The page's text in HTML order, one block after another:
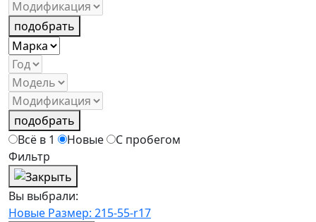
подобрать
подобрать
Всё в 1
Новые
С пробегом
Фильтр
Вы выбрали:
Новые Размер: 215-55-r17